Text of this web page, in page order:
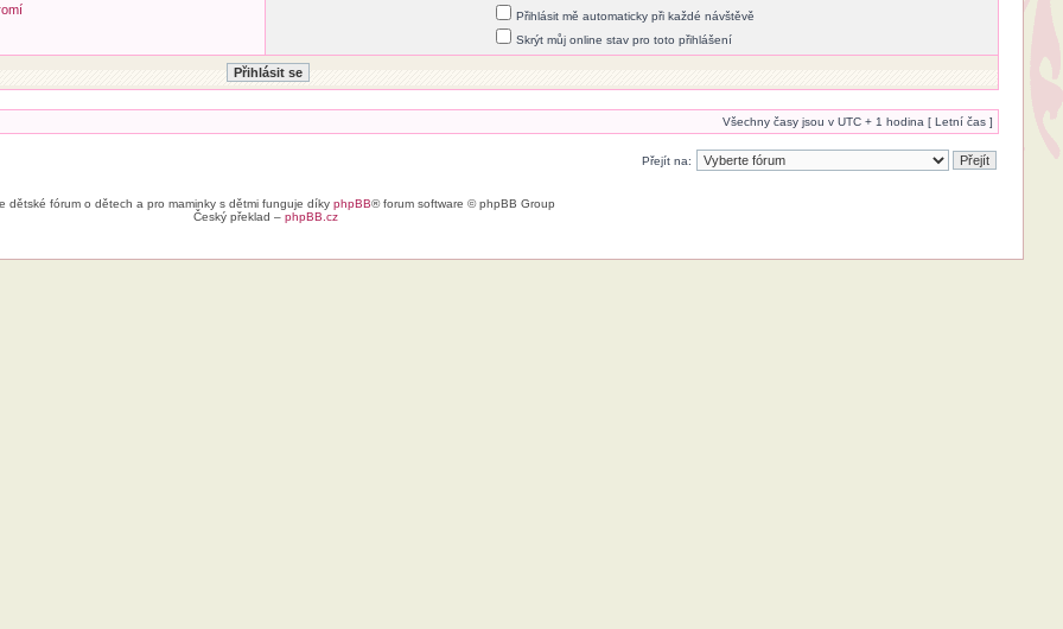
Přihlásit mě automaticky při každé návštěvě
Skrýt můj online stav pro toto přihlášení
Všechny časy jsou v UTC + 1 hodina [ Letní čas ]
Přejít na:
dětské fórum o dětech a pro maminky s dětmi funguje díky phpBB® forum software © phpBB Group
Český překlad – phpBB.cz